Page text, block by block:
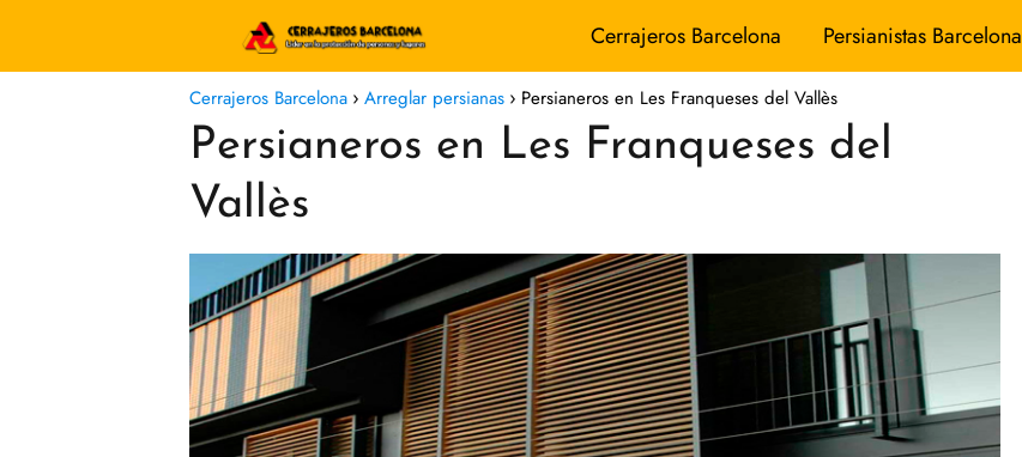
Cerrajeros Barcelona Persianistas Barcelona
Cerrajeros Barcelona Arreglar persianas Persianeros en Les Franqueses del Vallès
Persianeros en Les Franqueses del
Vallès